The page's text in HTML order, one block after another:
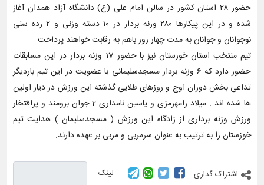
حضور ۲۸ استان کشور در سالن امام علی (ع) دانشگاه آزاد همدان آغاز
شده و در این پیکارها ۲۸۰ وزنه بردار در ۱۰ دسته وزنی و ۲ رده سنی
نوجوانان و جوانان به مدت چهار روز باهم به رقابت خواهند پرداخت.
تیم منتخب استان خوزستان نیز با حضور 17 وزنه بردار در این مسابقات
حضور دارد که 6 وزنه بردار مسجدسلیمانی با عضویت در این تیم باردیگر
تداعی بخش دوران اوج و روزهای طلایی گذشته این ورزش در دیار اولین
ها شده اند . میلاد رامهرمزی و یاسین نامداری 2 جوان برومند و پرافتخار
ورزش وزنه برداری از زادگاه این ورزش ( مسجدسلیمان ) هدایت تیم
خوزستان را به ترتیب به عنوان سرمربی و مربی بر عهده دارند.
اشتراک گذاری لینک